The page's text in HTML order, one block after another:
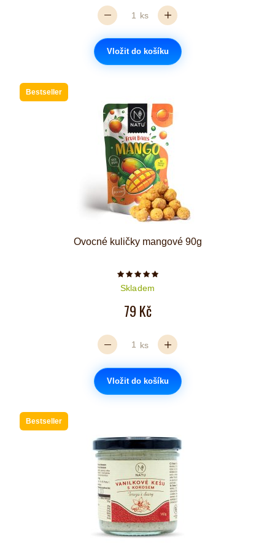
ks
Vložit do košíku
Bestseller
Ovocné kuličky mangové 90g
Počet hvězdiček je 5 z 5
Skladem
79 Kč
ks
Vložit do košíku
Bestseller